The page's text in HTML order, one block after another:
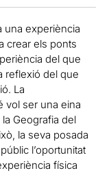
una experiència
crear els ponts
del que
reflexió del que
La
vol ser una eina
Geografia del
la seva posada
l’oportunitat
física